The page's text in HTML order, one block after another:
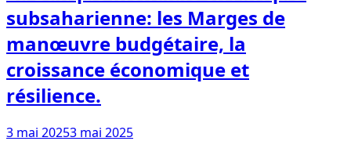
subsaharienne: les Marges de
manœuvre budgétaire, la
croissance économique et
résilience.
3 mai 20253 mai 2025